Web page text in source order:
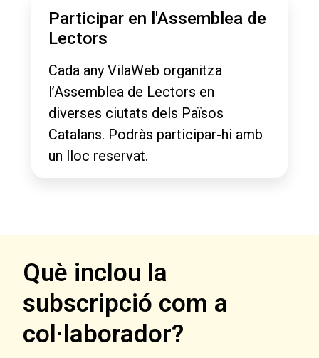
Participar en l'Assemblea de
Lectors
Cada any VilaWeb organitza
l’Assemblea de Lectors en
diverses ciutats dels Països
Catalans. Podràs participar-hi amb
un lloc reservat.
Què inclou la
subscripció com a
col·laborador?